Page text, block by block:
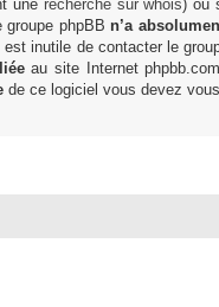
une recherche sur whois) ou
phpBB n’a
inutile de contacter le
au site Internet
de ce logiciel vous devez